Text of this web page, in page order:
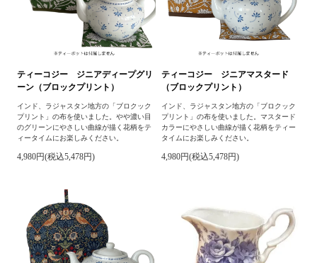
ティーコジー ジニアディープグリ
ーン（ブロックプリント）
インド、ラジャスタン地方の「ブロクック
プリント」の布を使いました。やや濃い目
のグリーンにやさしい曲線が描く花柄をテ
ィータイムにお楽しみください。
4,980円(税込5,478円)
ティーコジー ジニアマスタード
（ブロックプリント）
インド、ラジャスタン地方の「ブロクック
プリント」の布を使いました。マスタード
カラーにやさしい曲線が描く花柄をティー
タイムにお楽しみください。
4,980円(税込5,478円)